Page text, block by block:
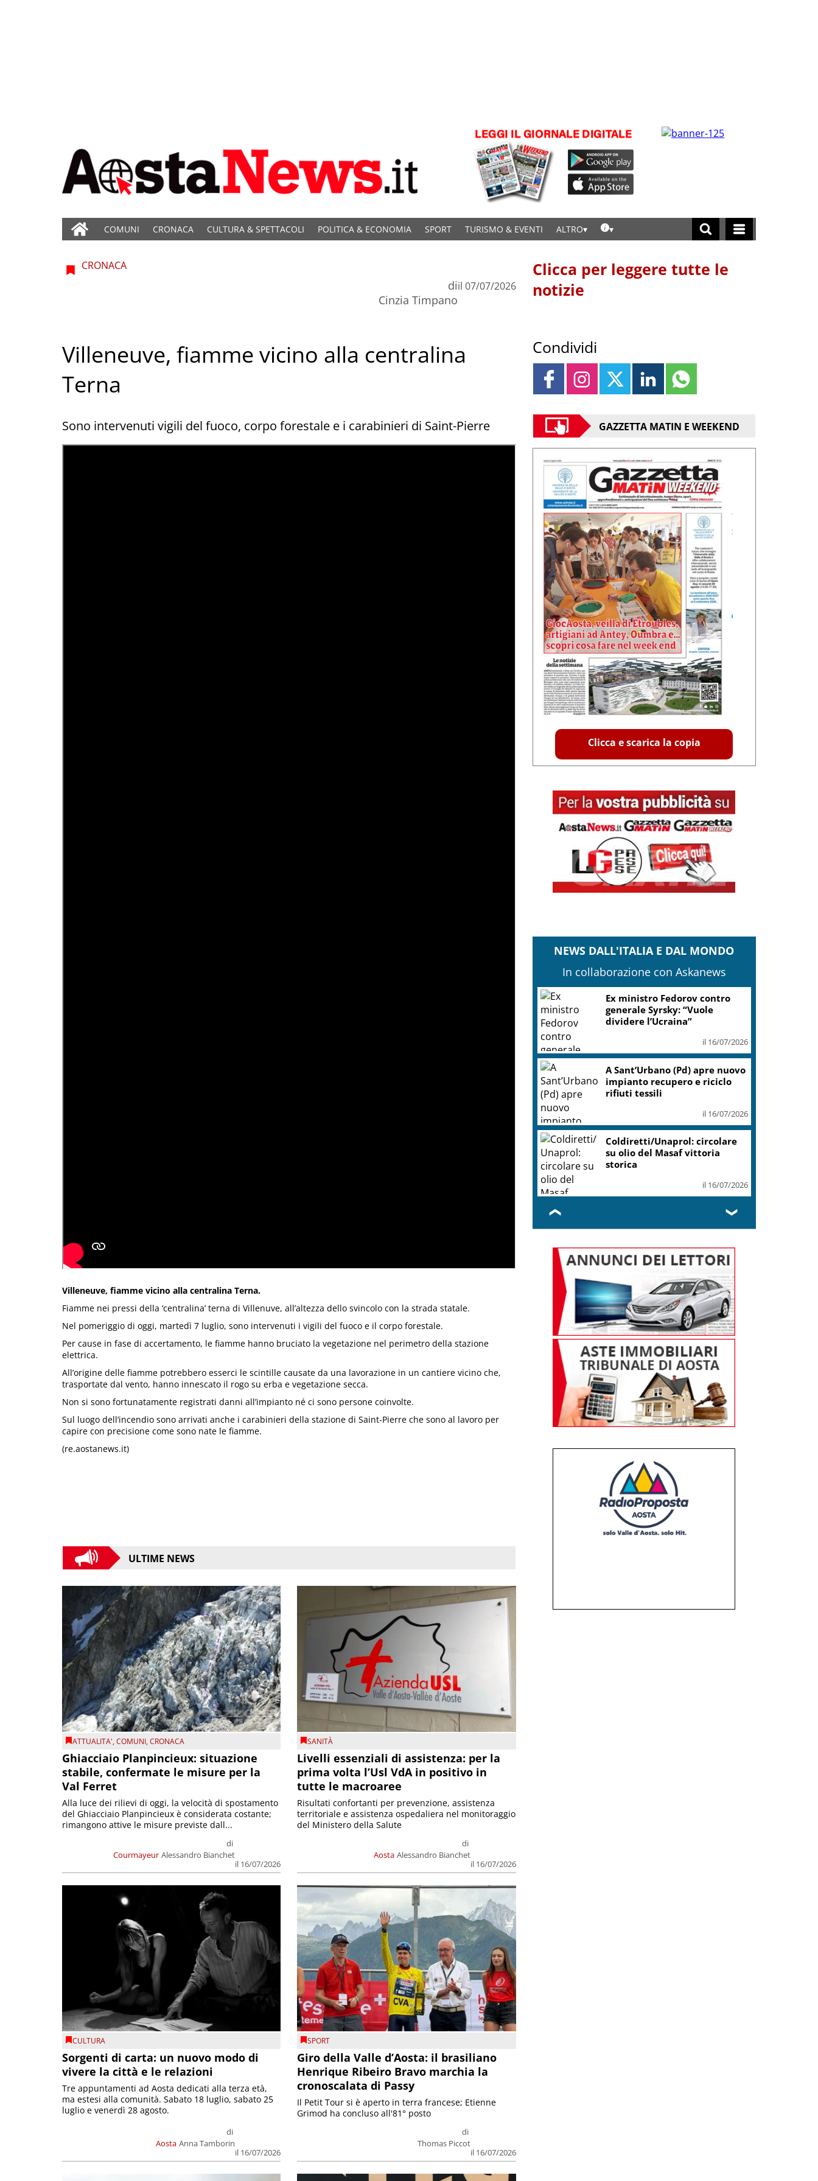
COMUNI CRONACA CULTURA & SPETTACOLI POLITICA & ECONOMIA SPORT TURISMO & EVENTI ALTRO
CRONACA
di
Cinzia Timpano
il 07/07/2026
Villeneuve, fiamme vicino alla centralina
Terna
Sono intervenuti vigili del fuoco, corpo forestale e i carabinieri di Saint-Pierre
Villeneuve, fiamme vicino alla centralina Terna.
Fiamme nei pressi della ‘centralina’ terna di Villenuve, all’altezza dello svincolo con la strada statale.
Nel pomeriggio di oggi, martedì 7 luglio, sono intervenuti i vigili del fuoco e il corpo forestale.
Per cause in fase di accertamento, le fiamme hanno bruciato la vegetazione nel perimetro della stazione
elettrica.
All’origine delle fiamme potrebbero esserci le scintille causate da una lavorazione in un cantiere vicino che,
trasportate dal vento, hanno innescato il rogo su erba e vegetazione secca.
Non si sono fortunatamente registrati danni all’impianto né ci sono persone coinvolte.
Sul luogo dell’incendio sono arrivati anche i carabinieri della stazione di Saint-Pierre che sono al lavoro per
capire con precisione come sono nate le fiamme.
(re.aostanews.it)
ULTIME NEWS
ATTUALITA',COMUNI,CRONACA
Ghiacciaio Planpincieux: situazione
stabile, confermate le misure per la
Val Ferret
Courmayeur
di
Alessandro Bianchet
il 16/07/2026
Alla luce dei rilievi di oggi, la velocità di spostamento
del Ghiacciaio Planpincieux è considerata costante;
rimangono attive le misure previste dall...
SANITÀ
Livelli essenziali di assistenza: per la
prima volta l’Usl VdA in positivo in
tutte le macroaree
Aosta
di
Alessandro Bianchet
il 16/07/2026
Risultati confortanti per prevenzione, assistenza
territoriale e assistenza ospedaliera nel monitoraggio
del Ministero della Salute
CULTURA
Sorgenti di carta: un nuovo modo di
vivere la città e le relazioni
Aosta
di
Anna Tamborin
il 16/07/2026
Tre appuntamenti ad Aosta dedicati alla terza età,
ma estesi alla comunità. Sabato 18 luglio, sabato 25
luglio e venerdì 28 agosto.
SPORT
Giro della Valle d’Aosta: il brasiliano
Henrique Ribeiro Bravo marchia la
cronoscalata di Passy
di
Thomas Piccot
il 16/07/2026
Il Petit Tour si è aperto in terra francese; Etienne
Grimod ha concluso all'81° posto
Clicca per leggere tutte le
notizie
Condividi
GAZZETTA MATIN E WEEKEND
Clicca e scarica la copia
NEWS DALL'ITALIA E DAL MONDO
In collaborazione con Askanews
“Ink” di Danny Boyle aprirà
l’83esima Mostra del Cinema
di Venezia
il 16/07/2026
Campania, domani conferenza
stampa unitaria centrodestra
il 16/07/2026
Mimit, Urso: Materie prime,
nuova frontiera di sovranità
❮ ❯